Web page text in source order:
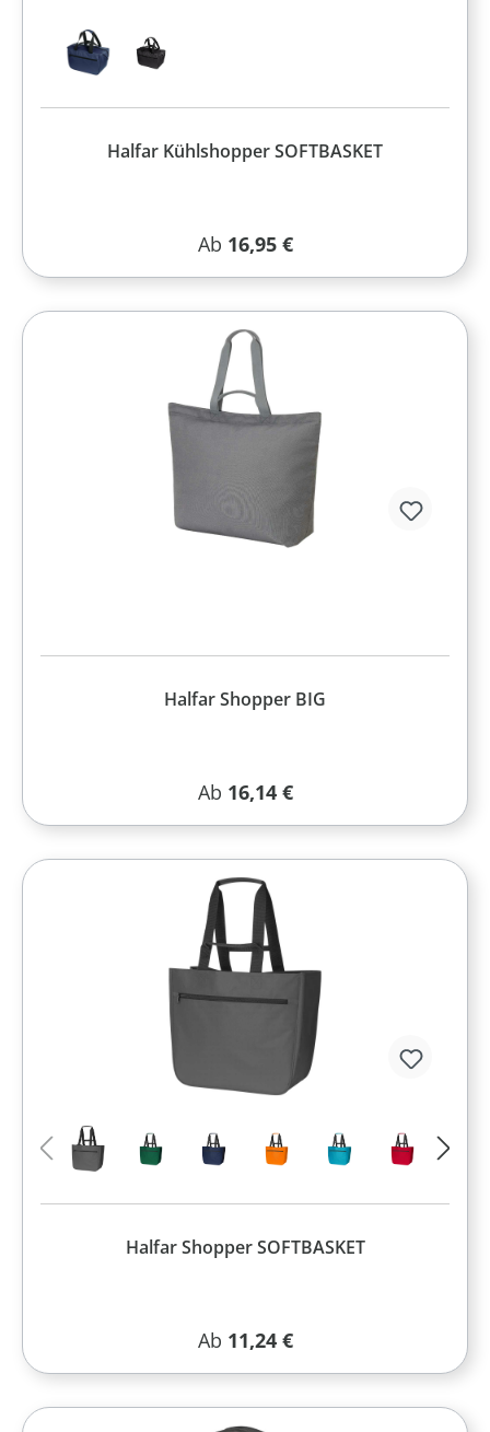
Halfar Kühlshopper SOFTBASKET
Regulärer Preis:
Ab 16,95 €
Halfar Shopper BIG
Regulärer Preis:
Ab 16,14 €
Halfar Shopper SOFTBASKET
Regulärer Preis:
Ab 11,24 €